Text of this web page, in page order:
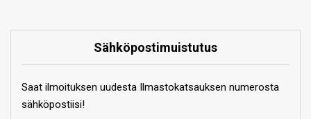
Sähköpostimuistutus
Saat ilmoituksen uudesta Ilmastokatsauksen numerosta
sähköpostiisi!